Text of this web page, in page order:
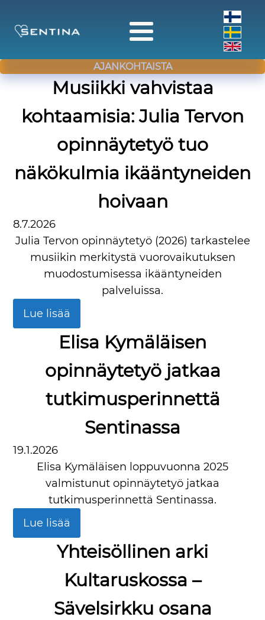
AJANKOHTAISTA
Musiikki vahvistaa
kohtaamisia: Julia Tervon
opinnäytetyö tuo
näkökulmia ikääntyneiden
hoivaan
8.7.2026
Julia Tervon opinnäytetyö (2026) tarkastelee
musiikin merkitystä vuorovaikutuksen
muodostumisessa ikääntyneiden
palveluissa.
Lue lisää
Elisa Kymäläisen
opinnäytetyö jatkaa
tutkimusperinnettä
Sentinassa
19.1.2026
Elisa Kymäläisen loppuvuonna 2025
valmistunut opinnäytetyö jatkaa
tutkimusperinnettä Sentinassa.
Lue lisää
Yhteisöllinen arki
Kultaruskossa –
Sävelsirkku osana